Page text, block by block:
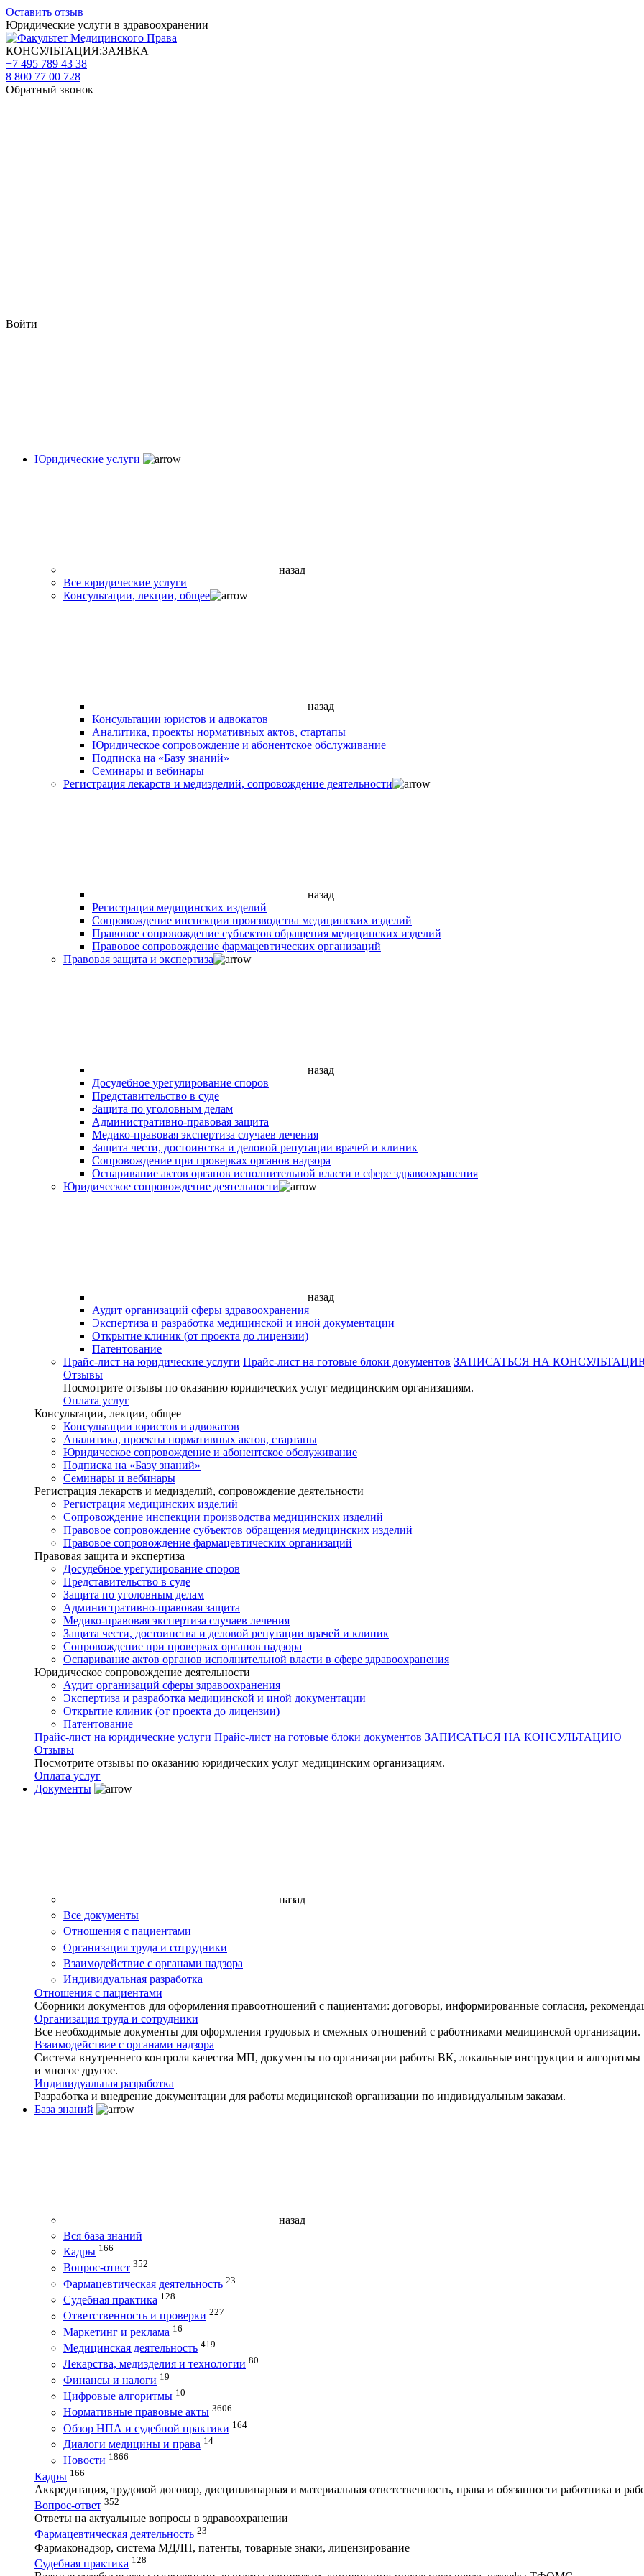
Оставить отзыв
Юридические услуги в здравоохранении
КОНСУЛЬТАЦИЯ:ЗАЯВКА
+7 495 789 43 38
8 800 77 00 728
Обратный звонок
Войти
Юридические услуги
назад
Все юридические услуги
Консультации, лекции, общее
назад
Консультации юристов и адвокатов
Аналитика, проекты нормативных актов, стартапы
Юридическое сопровождение и абонентское обслуживание
Подписка на «Базу знаний»
Семинары и вебинары
Регистрация лекарств и медизделий, сопровождение деятельности
назад
Регистрация медицинских изделий
Сопровождение инспекции производства медицинских изделий
Правовое сопровождение субъектов обращения медицинских изделий
Правовое сопровождение фармацевтических организаций
Правовая защита и экспертиза
назад
Досудебное урегулирование споров
Представительство в суде
Защита по уголовным делам
Административно-правовая защита
Медико-правовая экспертиза случаев лечения
Защита чести, достоинства и деловой репутации врачей и клиник
Сопровождение при проверках органов надзора
Оспаривание актов органов исполнительной власти в сфере здравоохранения
Юридическое сопровождение деятельности
назад
Аудит организаций сферы здравоохранения
Экспертиза и разработка медицинской и иной документации
Открытие клиник (от проекта до лицензии)
Патентование
Прайс-лист на юридические услуги Прайс-лист на готовые блоки документов ЗАПИСАТЬСЯ НА
Отзывы
Посмотрите отзывы по оказанию юридических услуг медицинским организациям.
Оплата услуг
Консультации, лекции, общее
Консультации юристов и адвокатов
Аналитика, проекты нормативных актов, стартапы
Юридическое сопровождение и абонентское обслуживание
Подписка на «Базу знаний»
Семинары и вебинары
Регистрация лекарств и медизделий, сопровождение деятельности
Регистрация медицинских изделий
Сопровождение инспекции производства медицинских изделий
Правовое сопровождение субъектов обращения медицинских изделий
Правовое сопровождение фармацевтических организаций
Правовая защита и экспертиза
Досудебное урегулирование споров
Представительство в суде
Защита по уголовным делам
Административно-правовая защита
Медико-правовая экспертиза случаев лечения
Защита чести, достоинства и деловой репутации врачей и клиник
Сопровождение при проверках органов надзора
Оспаривание актов органов исполнительной власти в сфере здравоохранения
Юридическое сопровождение деятельности
Аудит организаций сферы здравоохранения
Экспертиза и разработка медицинской и иной документации
Открытие клиник (от проекта до лицензии)
Патентование
Прайс-лист на юридические услуги Прайс-лист на готовые блоки документов ЗАПИСАТЬСЯ НА КОНСУЛЬТАЦИЮ
Отзывы
Посмотрите отзывы по оказанию юридических услуг медицинским организациям.
Оплата услуг
Документы
назад
Все документы
Отношения с пациентами
Организация труда и сотрудники
Взаимодействие с органами надзора
Индивидуальная разработка
Отношения с пациентами
Сборники документов для оформления правоотношений с пациентами: договоры, информированные согласия,
Организация труда и сотрудники
Все необходимые документы для оформления трудовых и смежных отношений с работниками медицинской организации.
Взаимодействие с органами надзора
Система внутреннего контроля качества МП, документы по организации работы ВК, локальные инструкции и
и многое другое.
Индивидуальная разработка
Разработка и внедрение документации для работы медицинской организации по индивидуальным заказам.
База знаний
назад
Вся база знаний
Кадры 166
Вопрос-ответ 352
Фармацевтическая деятельность 23
Судебная практика 128
Ответственность и проверки 227
Маркетинг и реклама 16
Медицинская деятельность 419
Лекарства, медизделия и технологии 80
Финансы и налоги 19
Цифровые алгоритмы 10
Нормативные правовые акты 3606
Обзор НПА и судебной практики 164
Диалоги медицины и права 14
Новости 1866
Кадры 166
Аккредитация, трудовой договор, дисциплинарная и материальная ответственность, права и обязанности работника и
Вопрос-ответ 352
Ответы на актуальные вопросы в здравоохранении
Фармацевтическая деятельность 23
Фармаконадзор, система МДЛП, патенты, товарные знаки, лицензирование
Судебная практика 128